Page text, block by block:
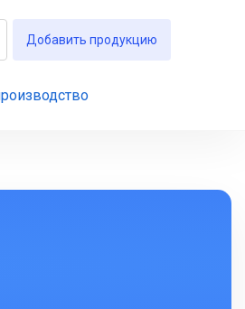
Добавить продукцию